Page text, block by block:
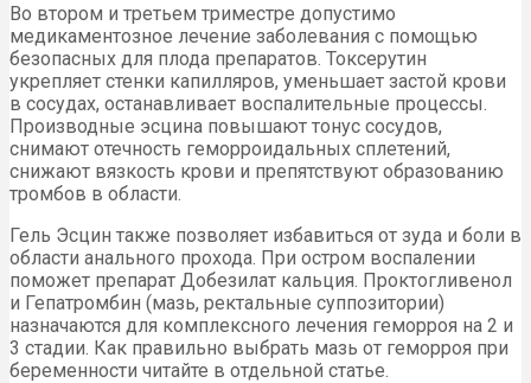
Во втором и третьем триместре допустимо
медикаментозное лечение заболевания с помощью
безопасных для плода препаратов. Токсерутин
укрепляет стенки капилляров, уменьшает застой крови
в сосудах, останавливает воспалительные процессы.
Производные эсцина повышают тонус сосудов,
снимают отечность геморроидальных сплетений,
снижают вязкость крови и препятствуют образованию
тромбов в области.
Гель Эсцин также позволяет избавиться от зуда и боли в
области анального прохода. При остром воспалении
поможет препарат Добезилат кальция. Проктогливенол
и Гепатромбин (мазь, ректальные суппозитории)
назначаются для комплексного лечения геморроя на 2 и
3 стадии. Как правильно выбрать мазь от геморроя при
беременности читайте в отдельной статье.